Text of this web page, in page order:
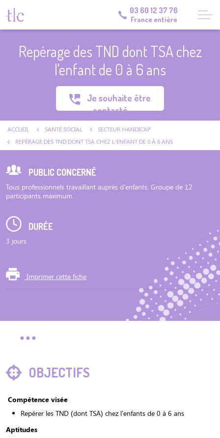
03 60 12 37 76
France entière
Repérage des TND dont TSA chez
l'enfant de 0 à 6 ans
Je souhaite être
contacté
ACCUEIL SANTÉ SOCIAL
SECTEUR HANDICAP
REPÉRAGE DES TND DONT TSA CHEZ L'ENFANT DE 0 À 6 ANS
OBJECTIFS
Compétence visée
Repérer les TND (dont TSA) chez l'enfants de 0 à 6 ans
Aptitudes
PUBLIC CONCERNÉ
Tous professionnels travaillant auprès d'enfants. Groupe de 12
participants maximum.
DURÉE
3 jours
Imprimer cette fiche